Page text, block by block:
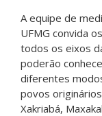
A equipe de
UFMG convida
todos os eixos
poderão
diferentes
povos
Xakriabá,